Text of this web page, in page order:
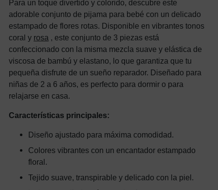
Para un toque divertido y colorido, descubre este
adorable conjunto de pijama para bebé con un delicado
estampado de flores rotas. Disponible en vibrantes tonos
coral y rosa , este conjunto de 3 piezas está
confeccionado con la misma mezcla suave y elástica de
viscosa de bambú y elastano, lo que garantiza que tu
pequeña disfrute de un sueño reparador. Diseñado para
niñas de 2 a 6 años, es perfecto para dormir o para
relajarse en casa.
Características principales:
Diseño ajustado para máxima comodidad.
Colores vibrantes con un encantador estampado
floral.
Tejido suave, transpirable y delicado con la piel.